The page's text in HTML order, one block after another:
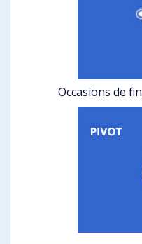
Occasions de